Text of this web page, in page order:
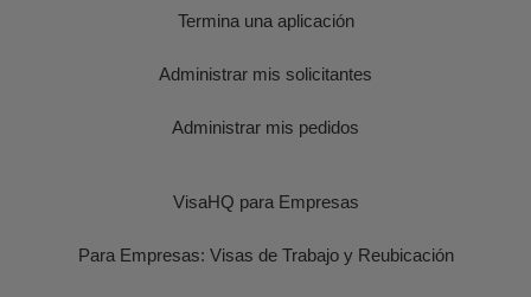
Termina una aplicación
Administrar mis solicitantes
Administrar mis pedidos
VisaHQ para Empresas
Para Empresas: Visas de Trabajo y Reubicación